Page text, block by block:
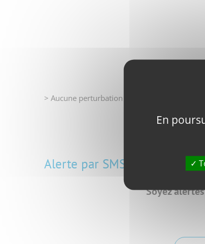
> Aucune perturbation prévue
Alerte par SMS
Soyez
En